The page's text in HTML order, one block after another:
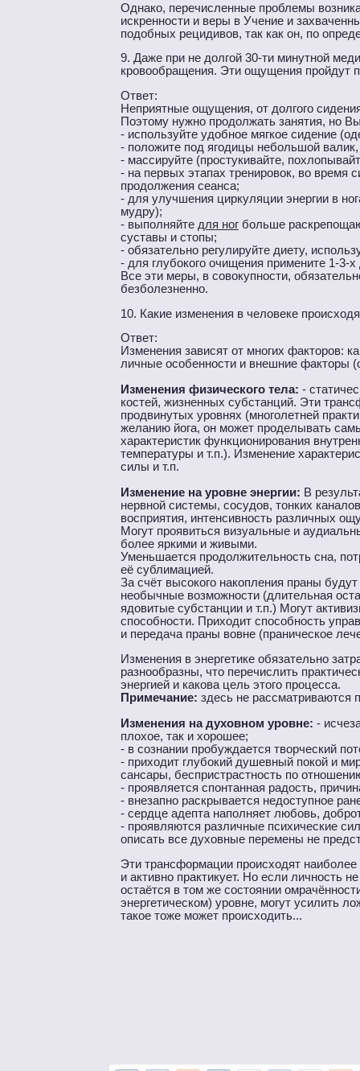
Однако, перечисленные проблемы
искренности и веры в Учение и
подобных рецидивов, так как он, по
9. Даже при не долгой 30-ти минутной
кровообращения. Эти ощущения пройдут
Ответ:
Неприятные ощущения, от долгого
Поэтому нужно продолжать занятия, но
- используйте удобное мягкое сидение
- положите под ягодицы небольшой
- массируйте (простукивайте,
- на первых этапах тренировок, во время
продолжения сеанса;
- для улучшения циркуляции энергии в
мудру);
- выполняйте для ног больше
суставы и стопы;
- обязательно регулируйте диету,
- для глубокого очищения примените 1-3-
Все эти меры, в совокупности,
безболезненно.
10. Какие изменения в человеке
Ответ:
Изменения зависят от многих факторов:
личные особенности и внешние факторы
Изменения физического тела: -
костей, жизненных субстанций. Эти
продвинутых уровнях (многолетней
желанию йога, он может проделывать
характеристик функционирования
температуры и т.п.). Изменение
силы и т.п.
Изменение на уровне энергии: В
нервной системы, сосудов, тонких
восприятия, интенсивность различных
Могут проявиться визуальные и
более яркими и живыми.
Уменьшается продолжительность сна,
её сублимацией.
За счёт высокого накопления праны
необычные возможности (длительная
ядовитые субстанции и т.п.) Могут
способности. Приходит способность
и передача праны вовне (праническое
Изменения в энергетике обязательно
разнообразны, что перечислить
энергией и какова цель этого процесса.
Примечание: здесь не рассматриваются
Изменения на духовном уровне: -
плохое, так и хорошее;
- в сознании пробуждается творческий
- приходит глубокий душевный покой и
сансары, беспристрастность по
- проявляется спонтанная радость,
- внезапно раскрывается недоступное
- сердце адепта наполняет любовь,
- проявляются различные психические
описать все духовные перемены не
Эти трансформации происходят наиболее
и активно практикует. Но если личность
остаётся в том же состоянии
энергетическом) уровне, могут усилить
такое тоже может происходить...